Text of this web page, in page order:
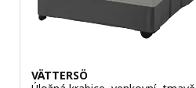
VÄTTERSÖ